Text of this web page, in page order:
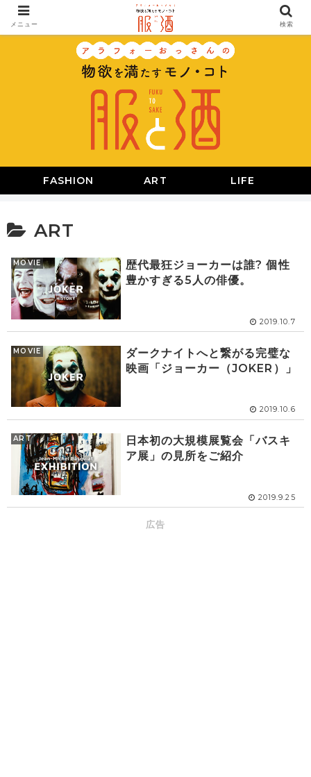
FASHION ART LIFE
ART
MOVIE
歴代最狂ジョーカーは誰? 個性
豊かすぎる5人の俳優。
2019.10.7
MOVIE
ダークナイトへと繋がる完璧な
映画「ジョーカー（JOKER）」
2019.10.6
ART
日本初の大規模展覧会「バスキ
ア展」の見所をご紹介
2019.9.25
広告
メニュー 検索